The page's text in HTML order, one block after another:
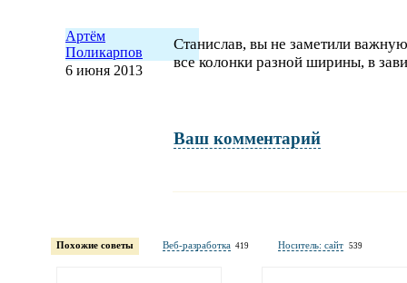
Артём
Поликарпов
6 июня 2013
Станислав, вы не заметили
все колонки разной ширины, в
Ваш комментарий
обязательны полностью для публикации
Электронная
Похожие советы Веб-разработка 419 Носитель: сайт 539